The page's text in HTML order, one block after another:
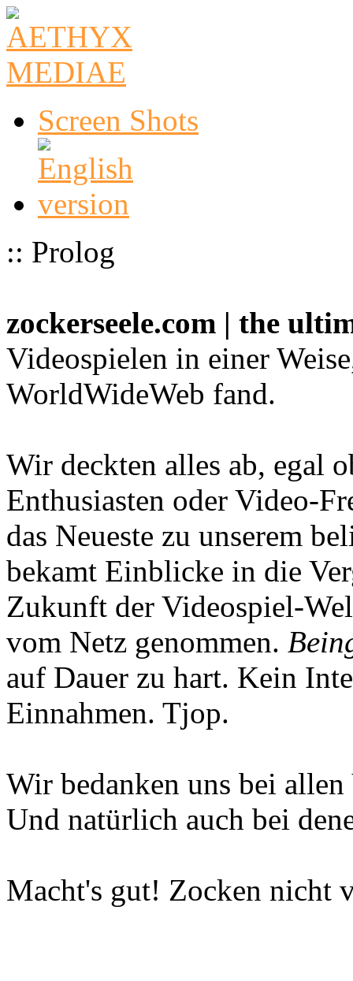
Screen Shots
:: Prolog
zockerseele.com | the
Videospielen in einer
WorldWideWeb fand.
Wir deckten alles ab, egal
Enthusiasten oder Video-
das Neueste zu unserem
bekamt Einblicke in die
Zukunft der Videospiel-
vom Netz genommen.
auf Dauer zu hart. Kein
Einnahmen. Tjop.
Wir bedanken uns bei
Und natürlich auch bei
Macht's gut! Zocken nicht